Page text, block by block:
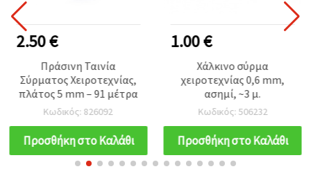
2.50 €
Πράσινη Ταινία
Σύρματος Χειροτεχνίας,
πλάτος 5 mm – 91 μέτρα
Κωδικός: 826092
Προσθήκη στο Καλάθι
1.00 €
Χάλκινο σύρμα
χειροτεχνίας 0,6 mm,
ασημί, ~3 μ.
Κωδικός: 506232
Προσθήκη στο Καλάθι